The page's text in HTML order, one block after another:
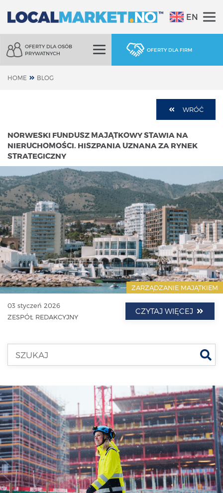
EN
OFERTY DLA OSÓB
PRYWATNYCH
OFERTY DLA FIRM
HOME BLOG
WRÓĆ
NORWESKI FUNDUSZ MAJĄTKOWY STAWIA NA
NIERUCHOMOŚCI. HISZPANIA UZNANA ZA RYNEK
STRATEGICZNY
ZARZĄDZANIE MAJĄTKIEM
03 styczeń 2026
ZESPÓŁ REDAKCYJNY
CZYTAJ WIĘCEJ